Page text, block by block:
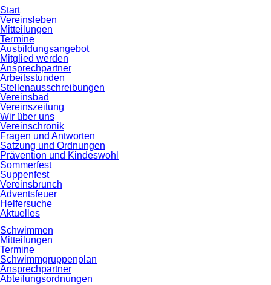
Start
Vereinsleben
Mitteilungen
Termine
Ausbildungsangebot
Mitglied werden
Ansprechpartner
Arbeitsstunden
Stellenausschreibungen
Vereinsbad
Vereinszeitung
Wir über uns
Vereinschronik
Fragen und Antworten
Satzung und Ordnungen
Prävention und Kindeswohl
Sommerfest
Suppenfest
Vereinsbrunch
Adventsfeuer
Helfersuche
Aktuelles
Schwimmen
Mitteilungen
Termine
Schwimmgruppenplan
Ansprechpartner
Abteilungsordnungen